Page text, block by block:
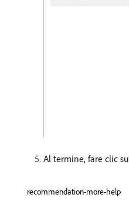
Al termine, fare clic su
recommendation-more-help